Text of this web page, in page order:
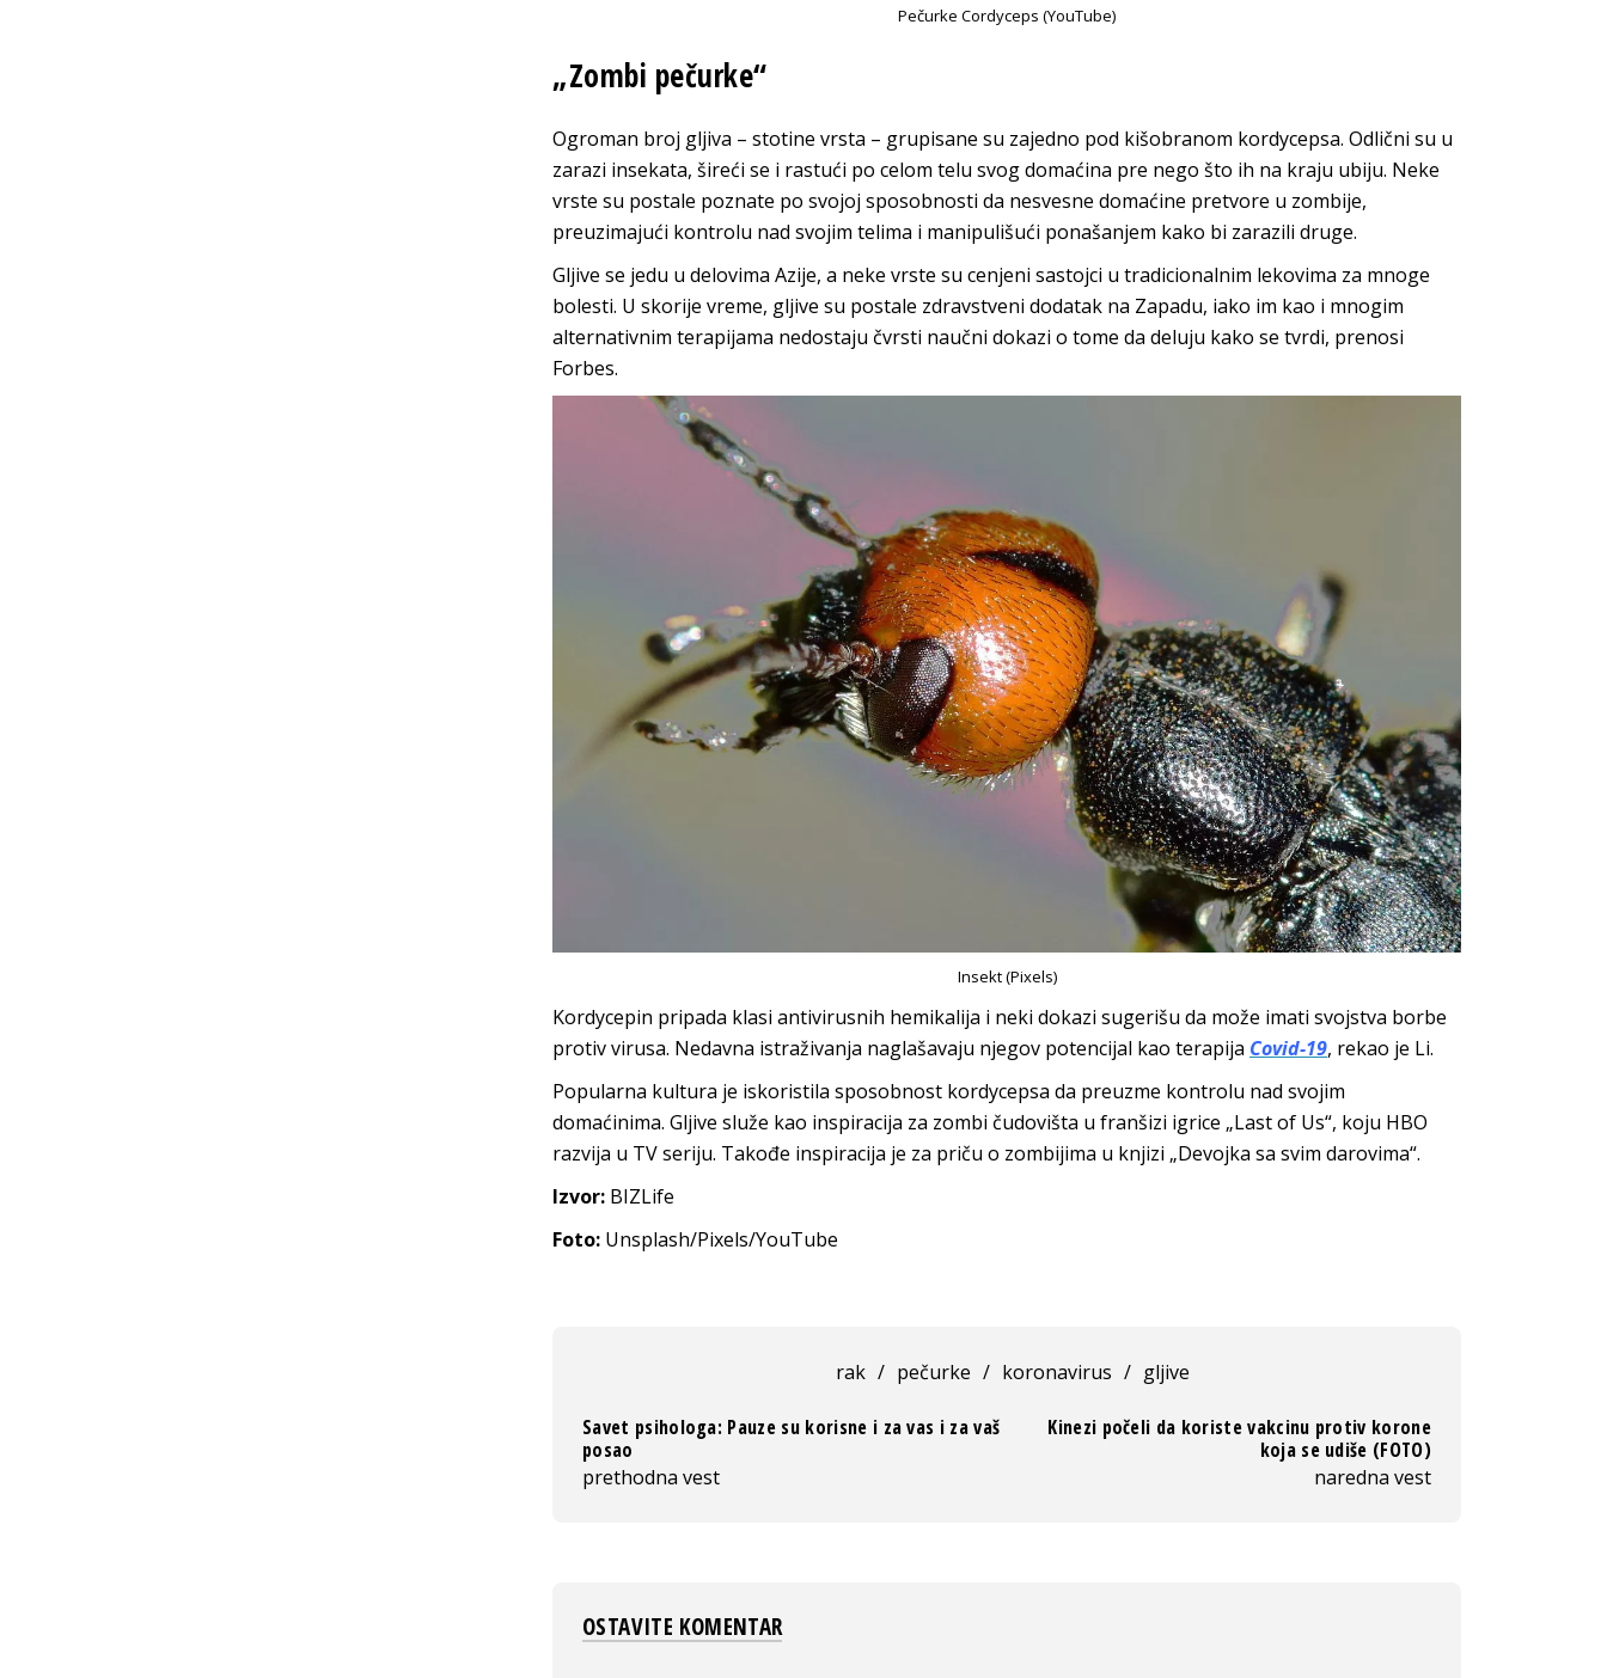
Pečurke Cordyceps (YouTube)
„Zombi pečurke“
Ogroman broj gljiva – stotine vrsta – grupisane su zajedno pod kišobranom kordycepsa. Odlični su u
zarazi insekata, šireći se i rastući po celom telu svog domaćina pre nego što ih na kraju ubiju. Neke
vrste su postale poznate po svojoj sposobnosti da nesvesne domaćine pretvore u zombije,
preuzimajući kontrolu nad svojim telima i manipulišući ponašanjem kako bi zarazili druge.
Gljive se jedu u delovima Azije, a neke vrste su cenjeni sastojci u tradicionalnim lekovima za mnoge
bolesti. U skorije vreme, gljive su postale zdravstveni dodatak na Zapadu, iako im kao i mnogim
alternativnim terapijama nedostaju čvrsti naučni dokazi o tome da deluju kako se tvrdi, prenosi
Forbes.
Insekt (Pixels)
Kordycepin pripada klasi antivirusnih hemikalija i neki dokazi sugerišu da može imati svojstva borbe
protiv virusa. Nedavna istraživanja naglašavaju njegov potencijal kao terapija Covid-19, rekao je Li.
Popularna kultura je iskoristila sposobnost kordycepsa da preuzme kontrolu nad svojim
domaćinima. Gljive služe kao inspiracija za zombi čudovišta u franšizi igrice „Last of Us“, koju HBO
razvija u TV seriju. Takođe inspiracija je za priču o zombijima u knjizi „Devojka sa svim darovima“.
Izvor: BIZLife
Foto: Unsplash/Pixels/YouTube
rak / pečurke / koronavirus / gljive
Savet psihologa: Pauze su korisne i za vas i za vaš
posao
prethodna vest
Kinezi počeli da koriste vakcinu protiv korone
koja se udiše (FOTO)
naredna vest
OSTAVITE KOMENTAR